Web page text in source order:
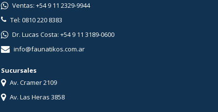
Ventas: +54 9 11 2329-9944
Tel: 0810 220 8383
Dr. Lucas Costa: +54 9 11 3189-0600
info@faunatikos.com.ar
Sucursales
Av. Cramer 2109
Av. Las Heras 3858